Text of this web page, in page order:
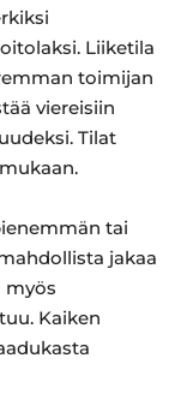
Liiketila
toimijan
viereisiin
Tilat
tai
jakaa
myös
Kaiken